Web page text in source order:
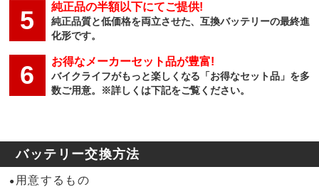
5 純正品の半額以下にてご提供!
純正品質と低価格を両立させた、互換バッテリーの最終進
化形です。
6 お得なメーカーセット品が豊富!
バイクライフがもっと楽しくなる「お得なセット品」を多
数ご用意。※詳しくは下記をご覧ください。
バッテリー交換方法
● 用意するもの